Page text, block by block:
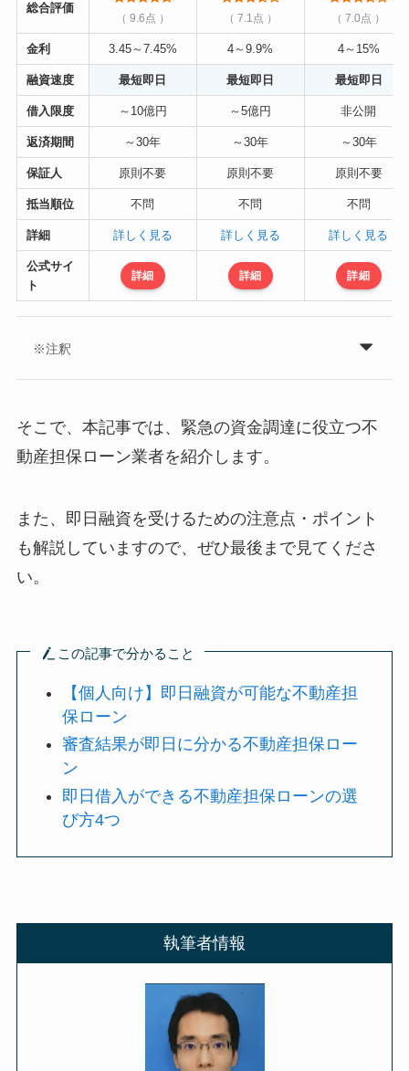
総合評価
（ 9.6点 ） （ 7.1点 ） （ 7.0点 ）
金利 3.45～7.45% 4～9.9% 4～15%
融資速度 最短即日 最短即日 最短即日
借入限度 ～10億円 ～5億円 非公開
返済期間 ～30年 ～30年 ～30年
保証人 原則不要 原則不要 原則不要
抵当順位 不問 不問 不問
詳細 詳しく見る 詳しく見る 詳しく見る
公式サイ
ト
詳細 詳細 詳細
※注釈
そこで、本記事では、緊急の資金調達に役立つ不
動産担保ローン業者を紹介します。
また、即日融資を受けるための注意点・ポイント
も解説していますので、ぜひ最後まで見てくださ
い。
この記事で分かること
【個人向け】即日融資が可能な不動産担
保ローン
審査結果が即日に分かる不動産担保ロー
ン
即日借入ができる不動産担保ローンの選
び方4つ
執筆者情報